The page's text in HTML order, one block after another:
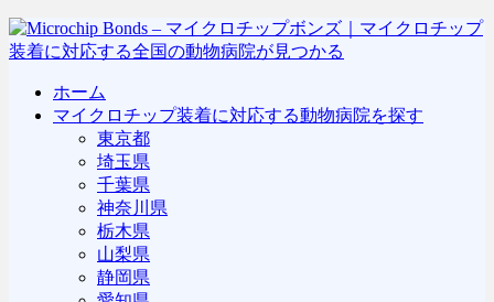
ホーム
マイクロチップ装着に対応する動物病院を探す
東京都
埼玉県
千葉県
神奈川県
栃木県
山梨県
静岡県